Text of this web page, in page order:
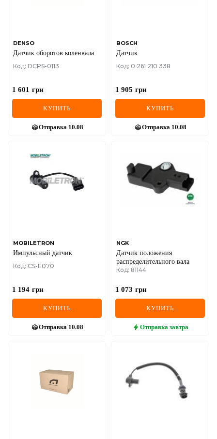
DENSO
Датчик оборотов коленвала
Код: DCPS-0113
1 601 грн
КУПИТЬ
Отправка 10.08
BOSCH
Датчик
Код: 0 261 210 338
1 905 грн
КУПИТЬ
Отправка 10.08
MOBILETRON
Импульсный датчик
Код: CS-E070
1 194 грн
КУПИТЬ
Отправка 10.08
NGK
Датчик положения
распределительного вала
Код: 81144
1 073 грн
КУПИТЬ
Отправка завтра